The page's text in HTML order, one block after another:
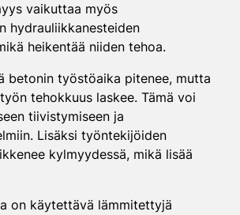
vaikuttaa myös
hydrauliikkanesteiden
heikentää niiden tehoa.
betonin työstöaika pitenee, mutta
tehokkuus laskee. Tämä voi
tiivistymiseen ja
Lisäksi työntekijöiden
kylmyydessä, mikä lisää
on käytettävä lämmitettyjä